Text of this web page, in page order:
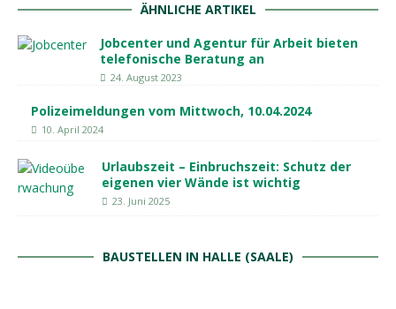
ÄHNLICHE ARTIKEL
Jobcenter und Agentur für Arbeit bieten
telefonische Beratung an
24. August 2023
Polizeimeldungen vom Mittwoch, 10.04.2024
10. April 2024
Urlaubszeit – Einbruchszeit: Schutz der
eigenen vier Wände ist wichtig
23. Juni 2025
BAUSTELLEN IN HALLE (SAALE)